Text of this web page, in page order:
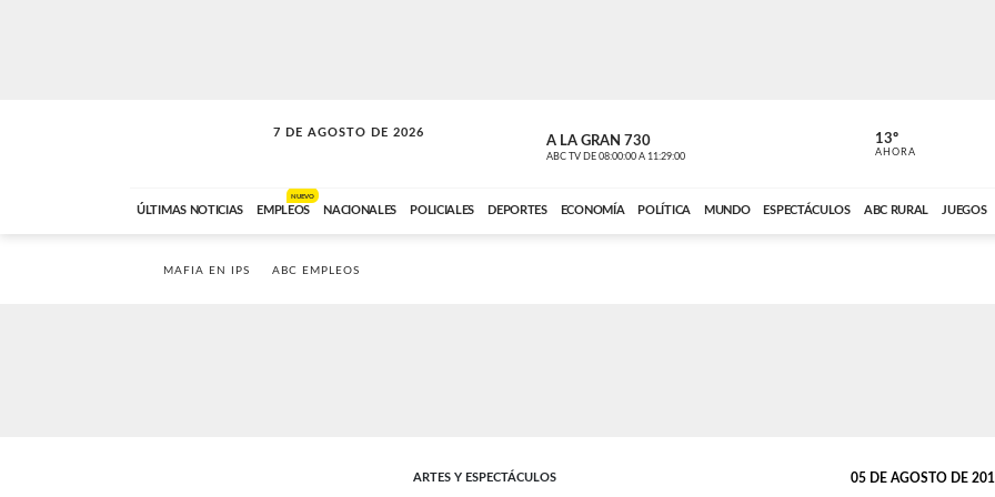
7 DE AGOSTO DE 2026
LA MOVIDA A LA GRAN 730
ABC TV DE 08:00:00 A 11:29:00 ABC CARDINAL
13º
AHORA
ÚLTIMAS NOTICIAS EMPLEOS
NUEVO
NACIONALES POLICIALES DEPORTES ECONOMÍA POLÍTICA MUNDO ESPECTÁCULOS ABC RURAL JUEGOS
MAFIA EN IPS ABC EMPLEOS
ARTES Y ESPECTÁCULOS 05 DE AGOSTO DE